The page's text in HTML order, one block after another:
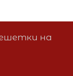
на